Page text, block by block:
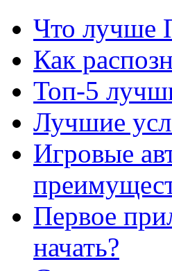
Что лучше
Как
Топ-5
Лучшие
Игровые
Первое
начать?